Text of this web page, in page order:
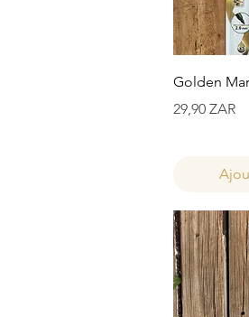
Golden
Prix
29,90 ZAR